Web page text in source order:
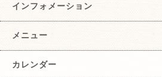
インフォメーション
メニュー
カレンダー